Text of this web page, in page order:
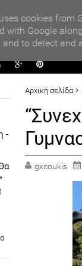
Αρχική σελίδα
gxcoukis
-
cookies from
with Google
to detect and